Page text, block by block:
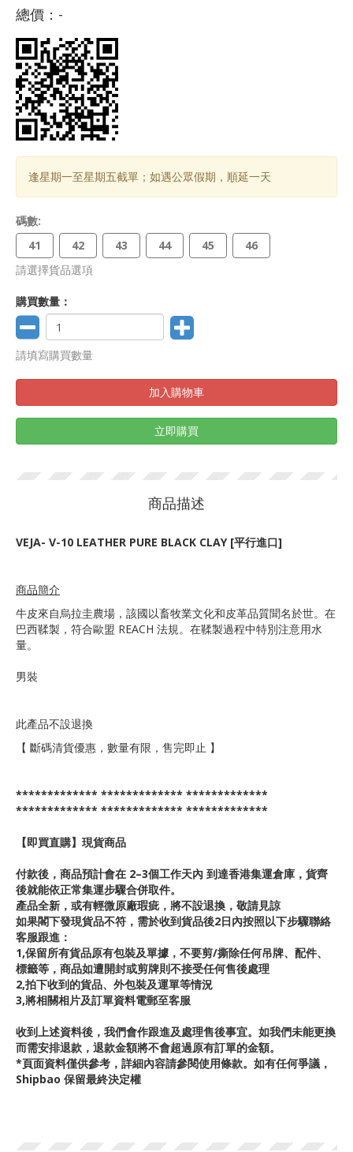
總價： -
逢星期一至星期五截單；如遇公眾假期，順延一天
碼數:
41
42 43 44 45
46
請選擇貨品選項
購買數量：
請填寫購買數量
加入購物車
立即購買
商品描述
VEJA- V-10 LEATHER PURE BLACK CLAY [平行進口]
商品簡介
牛皮來自烏拉圭農場，該國以畜牧業文化和皮革品質聞名於世。在
巴西鞣製，符合歐盟 REACH 法規。在鞣製過程中特別注意用水
量。
男裝
此產品不設退換
【 斷碼清貨優惠，數量有限，售完即止 】
************* ************* *************
************* ************* *************
【即買直購】現貨商品
付款後，商品預計會在 2–3個工作天內 到達香港集運倉庫，貨齊
後就能依正常集運步驟合併取件。
產品全新，或有輕微原廠瑕疵，將不設退換，敬請見諒
如果閣下發現貨品不符，需於收到貨品後2日內按照以下步驟聯絡
客服跟進：
1,保留所有貨品原有包裝及單據，不要剪/撕除任何吊牌、配件、
標籤等，商品如遭開封或剪牌則不接受任何售後處理
2,拍下收到的貨品、外包裝及運單等情況
3,將相關相片及訂單資料電郵至客服
收到上述資料後，我們會作跟進及處理售後事宜。如我們未能更換
而需安排退款，退款金額將不會超過原有訂單的金額。
*頁面資料僅供參考，詳細內容請參閱使用條款。如有任何爭議，
Shipbao 保留最終決定權